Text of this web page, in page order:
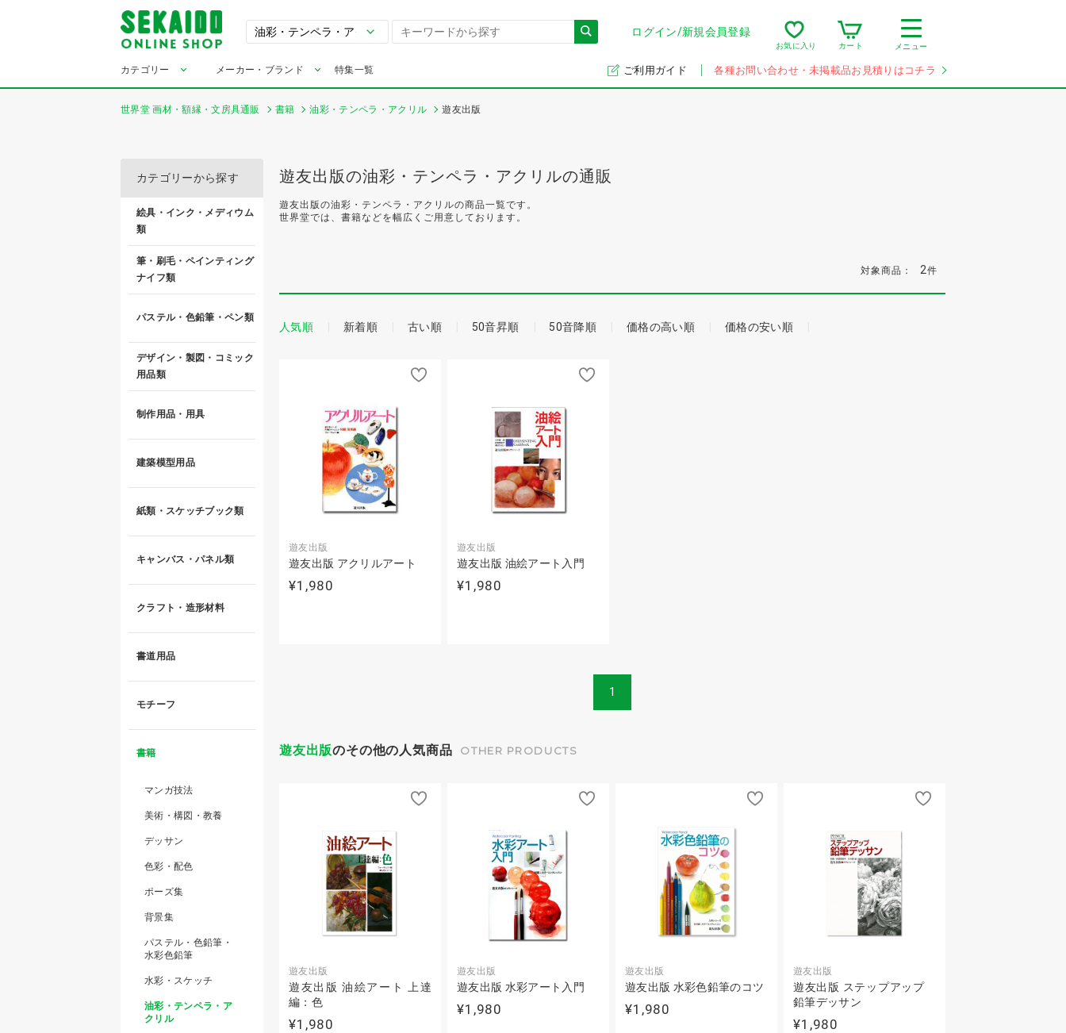
ログイン/新規会員登録
お気に入り カート メニュー
カテゴリー メーカー・ブランド 特集一覧 ご利用ガイド 各種お問い合わせ・未掲載品お見積りはコチラ
世界堂 画材・額縁・文房具通販 書籍 油彩・テンペラ・アクリル 遊友出版
遊友出版の油彩・テンペラ・アクリルの通販
遊友出版の油彩・テンペラ・アクリルの商品一覧です。
世界堂では、書籍などを幅広くご用意しております。
対象商品： 2件
人気順 新着順 古い順 50音昇順 50音降順 価格の高い順 価格の安い順
遊友出版
遊友出版 アクリルアート
¥1,980
遊友出版
遊友出版 油絵アート入門
¥1,980
1
遊友出版のその他の人気商品 OTHER PRODUCTS
遊友出版
遊友出版 油絵アート 上達
編：色
¥1,980
遊友出版
遊友出版 水彩アート入門
¥1,980
遊友出版
遊友出版 水彩色鉛筆のコツ
¥1,980
遊友出版
遊友出版 ステップアップ
鉛筆デッサン
¥1,980
カテゴリーから探す
絵具・インク・メディウム
類
筆・刷毛・ペインティング
ナイフ類
パステル・色鉛筆・ペン類
デザイン・製図・コミック
用品類
制作用品・用具
建築模型用品
紙類・スケッチブック類
キャンバス・パネル類
クラフト・造形材料
書道用品
モチーフ
書籍
マンガ技法
美術・構図・教養
デッサン
色彩・配色
ポーズ集
背景集
パステル・色鉛筆・
水彩色鉛筆
水彩・スケッチ
油彩・テンペラ・ア
クリル